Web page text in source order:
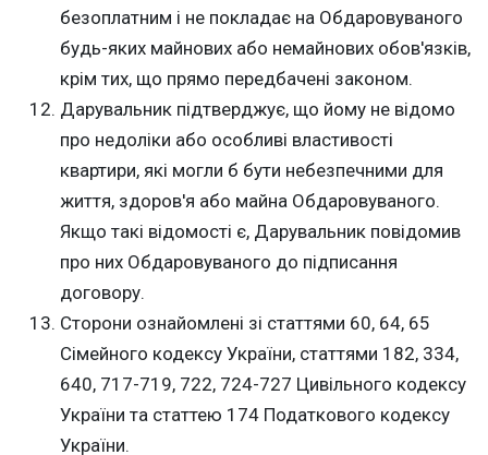
безоплатним і не покладає на Обдаровуваного
будь-яких майнових або немайнових обов'язків,
крім тих, що прямо передбачені законом.
Дарувальник підтверджує, що йому не відомо
про недоліки або особливі властивості
квартири, які могли б бути небезпечними для
життя, здоров'я або майна Обдаровуваного.
Якщо такі відомості є, Дарувальник повідомив
про них Обдаровуваного до підписання
договору.
Сторони ознайомлені зі статтями 60, 64, 65
Сімейного кодексу України, статтями 182, 334,
640, 717-719, 722, 724-727 Цивільного кодексу
України та статтею 174 Податкового кодексу
України.